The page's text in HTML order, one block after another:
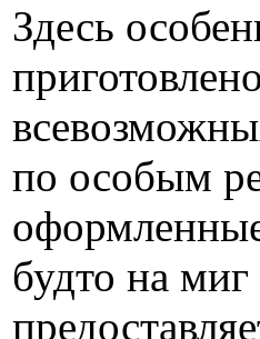
Здесь
по особым
будто на